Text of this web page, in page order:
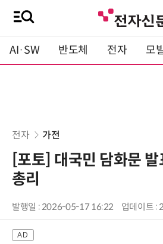
AI·SW 반도체 전자 모
전자 가전
[포토] 대국민 담화문 발
총리
발행일 : 2026-05-17 16:22 업데이트